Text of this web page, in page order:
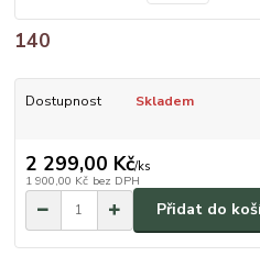
140
Dostupnost Skladem
2 299,00 Kč/ks
1 900,00 Kč bez DPH
Přidat do